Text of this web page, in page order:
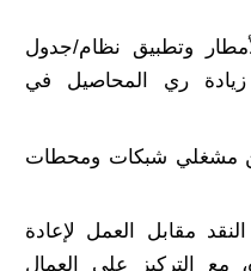
وتطبيق نظام/جدول
زيادة ري المحاصيل في
دورات تدريبية ل30 من مشغلي شبكات ومحطات
النقد مقابل العمل لإعادة
مع التركيز على العمال